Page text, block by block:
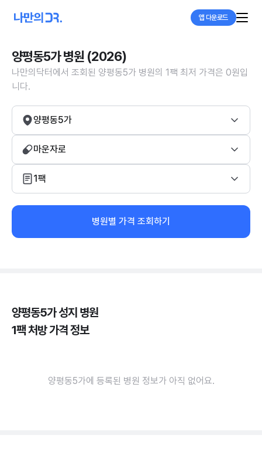
앱 다운로드
양평동5가 병원 (2026)
나만의닥터에서 조회된 양평동5가 병원의 1팩 최저 가격은 0원입
니다.
양평동5가
마운자로
1팩
병원별 가격 조회하기
양평동5가 성지 병원
1팩 처방 가격 정보
양평동5가에 등록된 병원 정보가 아직 없어요.